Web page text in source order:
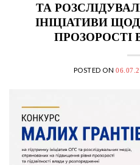
ТА
ІНІЦІАТИВИ
ПРОЗОРОСТІ
POSTED ON